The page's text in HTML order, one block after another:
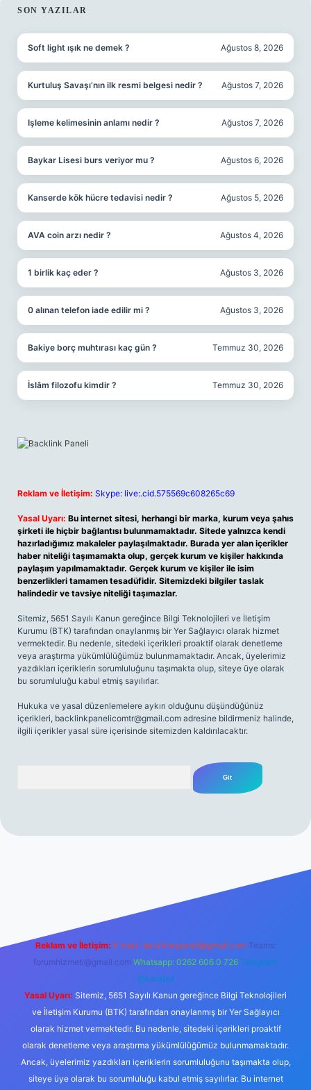
SIDEBAR
SON YAZILAR
Soft light ışık ne demek ? Ağustos 8, 2026
Kurtuluş Savaşı’nın ilk resmi belgesi nedir ? Ağustos 7, 2026
Işleme kelimesinin anlamı nedir ? Ağustos 7, 2026
Baykar Lisesi burs veriyor mu ? Ağustos 6, 2026
Kanserde kök hücre tedavisi nedir ? Ağustos 5, 2026
AVA coin arzı nedir ? Ağustos 4, 2026
1 birlik kaç eder ? Ağustos 3, 2026
0 alınan telefon iade edilir mi ? Ağustos 3, 2026
Bakiye borç muhtırası kaç gün ? Temmuz 30, 2026
İslâm filozofu kimdir ? Temmuz 30, 2026
Reklam ve İletişim: Skype: live:.cid.575569c608265c69
Yasal Uyarı: Bu internet sitesi, herhangi bir marka, kurum veya şahıs
şirketi ile hiçbir bağlantısı bulunmamaktadır. Sitede yalnızca kendi
hazırladığımız makaleler paylaşılmaktadır. Burada yer alan içerikler
haber niteliği taşımamakta olup, gerçek kurum ve kişiler hakkında
paylaşım yapılmamaktadır. Gerçek kurum ve kişiler ile isim
benzerlikleri tamamen tesadüfidir. Sitemizdeki bilgiler taslak
halindedir ve tavsiye niteliği taşımazlar.
Sitemiz, 5651 Sayılı Kanun gereğince Bilgi Teknolojileri ve İletişim
Kurumu (BTK) tarafından onaylanmış bir Yer Sağlayıcı olarak hizmet
vermektedir. Bu nedenle, sitedeki içerikleri proaktif olarak denetleme
veya araştırma yükümlülüğümüz bulunmamaktadır. Ancak, üyelerimiz
yazdıkları içeriklerin sorumluluğunu taşımakta olup, siteye üye olarak
bu sorumluluğu kabul etmiş sayılırlar.
Hukuka ve yasal düzenlemelere aykırı olduğunu düşündüğünüz
içerikleri, backlinkpanelicomtr@gmail.com adresine bildirmeniz halinde,
ilgili içerikler yasal süre içerisinde sitemizden kaldırılacaktır.
Reklam ve İletişim: E-mail: backlinkpaneli@gmail.com Teams:
forumhizmeti@gmail.com Whatsapp: 0262 606 0 726 Telegram:
@karabul
Yasal Uyarı: Sitemiz, 5651 Sayılı Kanun gereğince Bilgi Teknolojileri
ve İletişim Kurumu (BTK) tarafından onaylanmış bir Yer Sağlayıcı
olarak hizmet vermektedir. Bu nedenle, sitedeki içerikleri proaktif
olarak denetleme veya araştırma yükümlülüğümüz bulunmamaktadır.
Ancak, üyelerimiz yazdıkları içeriklerin sorumluluğunu taşımakta olup,
siteye üye olarak bu sorumluluğu kabul etmiş sayılırlar. Bu internet